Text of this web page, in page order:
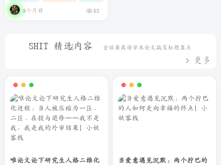
9个月前 53
SHIT 精选内容 全球最离谱学术论文搞笑标题盘点
更多
唯论文论下研究生人格二维化
当爱意遇见沉默：两个拧巴的